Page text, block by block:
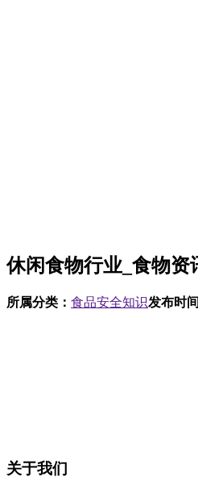
休闲食物行业_食物资
所属分类： 食品安全知识发布时间
关于我们